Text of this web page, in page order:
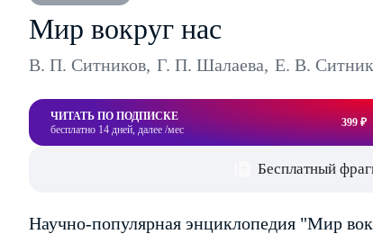
Мир вокруг нас
В. П. Ситников, Г. П. Шалаева, Е. В.
ЧИТАТЬ ПО ПОДПИСКЕ
бесплатно 14 дней, далее /мес
399 ₽
Бесплатный
Научно-популярная энциклопедия "Мир